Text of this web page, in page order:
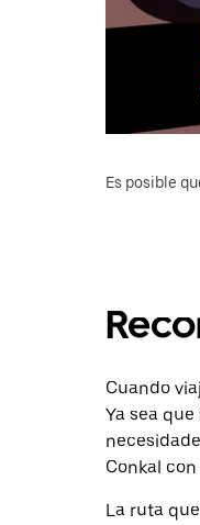
Es posible
Cuando
Ya sea
Conkal
La ruta